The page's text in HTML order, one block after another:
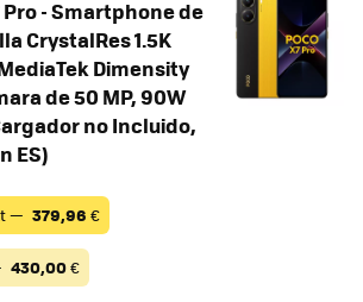
Pro - Smartphone de
CrystalRes 1.5K
Dimensity
de 50 MP, 90W
no Incluido,
ES)
— 379,96 €
430,00€